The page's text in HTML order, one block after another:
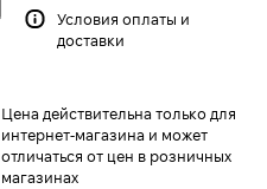
Условия оплаты и
доставки
Цена действительна только для
интернет-магазина и может
отличаться от цен в розничных
магазинах